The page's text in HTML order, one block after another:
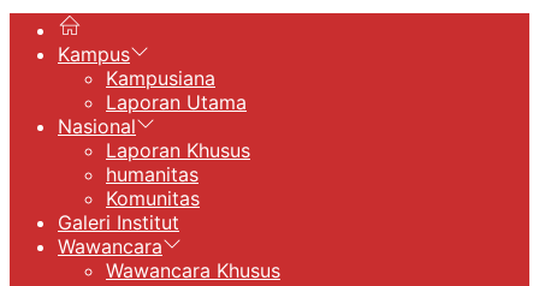
Kampus
Kampusiana
Laporan Utama
Nasional
Laporan Khusus
humanitas
Komunitas
Galeri Institut
Wawancara
Wawancara Khusus